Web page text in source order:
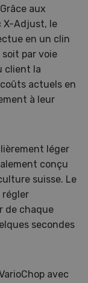
aux
X-Adjust, le
en un clin
par voie
client la
actuels en
à leur
léger
conçu
suisse. Le
régler
de chaque
secondes
avec